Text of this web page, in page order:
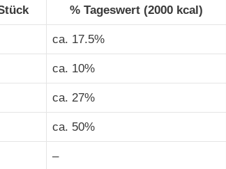
% Tageswert (2000 kcal)
ca. 17.5%
ca. 10%
ca. 27%
ca. 50%
–